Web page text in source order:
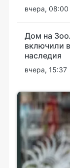
вчера, 08:00
Дом на
включили
наследия
вчера, 15:37